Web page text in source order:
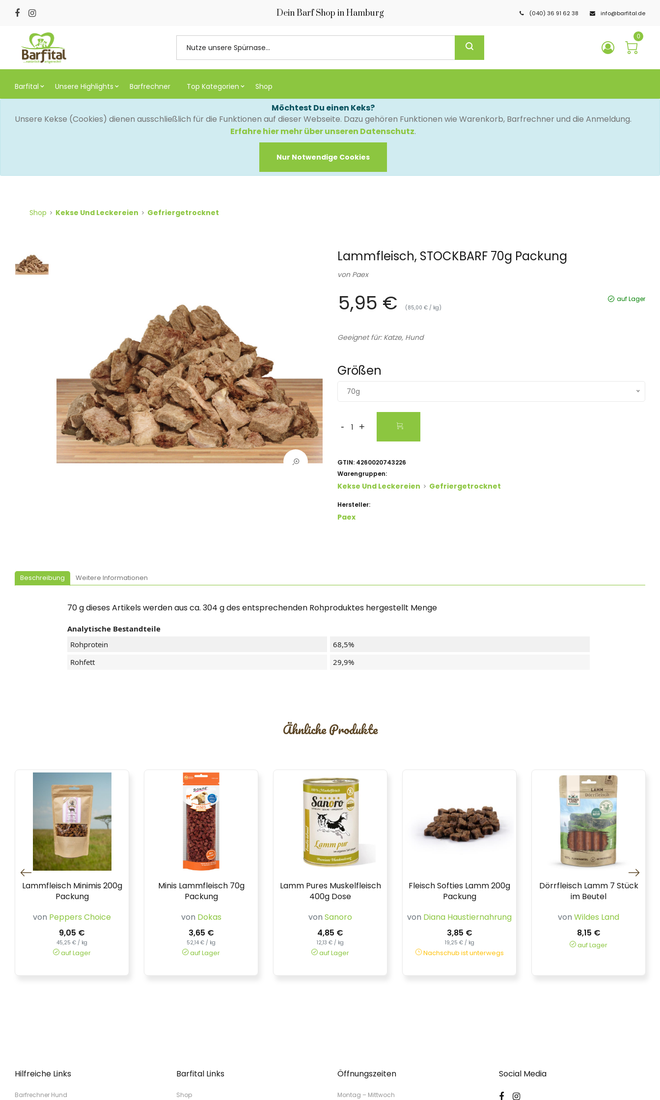
Dein Barf Shop in Hamburg (040) 36 91 62 38 info@barfital.de
0
Barfital Unsere Highlights Barfrechner Top Kategorien Shop
Möchtest Du einen Keks?
Unsere Kekse (Cookies) dienen ausschließlich für die Funktionen auf dieser Webseite. Dazu gehören Funktionen wie Warenkorb, Barfrechner und die Anmeldung.
Erfahre hier mehr über unseren Datenschutz.
Nur Notwendige Cookies
Shop Kekse Und Leckereien Gefriergetrocknet
Lammfleisch, STOCKBARF 70g Packung
von Paex
5,95 € (85,00 € / kg)
auf Lager
Geeignet für: Katze, Hund
Größen
70g
- +
GTIN: 4260020743226
Warengruppen:
Kekse Und Leckereien Gefriergetrocknet
Hersteller:
Paex
Beschreibung Weitere Informationen
70 g dieses Artikels werden aus ca. 304 g des entsprechenden Rohproduktes hergestellt Menge
Analytische Bestandteile
Rohprotein
68,5%
Rohfett
29,9%
Ähnliche Produkte
Lammfleisch Minimis 200g
Packung
von Peppers Choice
9,05 €
45,25 € / kg
auf Lager
Minis Lammfleisch 70g
Packung
von Dokas
3,65 €
52,14 € / kg
auf Lager
Lamm Pures Muskelfleisch
400g Dose
von Sanoro
4,85 €
12,13 € / kg
auf Lager
Fleisch Softies Lamm 200g
Packung
von Diana Haustiernahrung
3,85 €
19,25 € / kg
Nachschub ist unterwegs
Dörrfleisch Lamm 7 Stück
im Beutel
von Wildes Land
8,15 €
auf Lager
Hilfreiche Links
Barfrechner Hund
Barfital Links
Shop
Öffnungszeiten
Montag – Mittwoch
Social Media